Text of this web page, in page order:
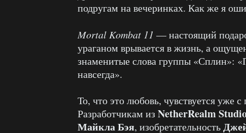
подругам на вечеринках. Как же я
Mortal Kombat 11 — настоящий
ураганом врывается в жизнь, а
знаменитые слова группы «Сплин»:
навсегда».
То, что это любовь, чувствуется уже
Разработчикам изNetherRealm
Майкла Бэя, изобретательность